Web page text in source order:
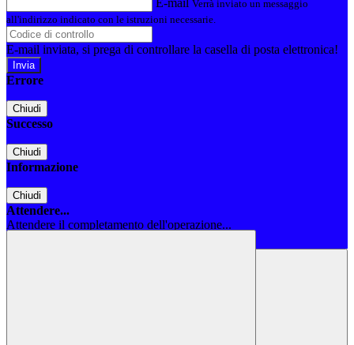
E-mail Verrà inviato un messaggio
all'indirizzo indicato con le istruzioni necessarie.
E-mail inviata, si prega di controllare la casella di posta elettronica!
Errore
Chiudi
Successo
Chiudi
Informazione
Chiudi
Attendere...
Attendere il completamento dell'operazione...